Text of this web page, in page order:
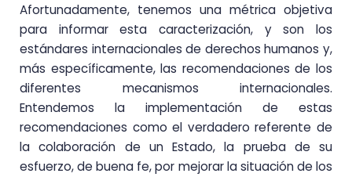
Afortunadamente, tenemos una métrica objetiva
para informar esta caracterización, y son los
estándares internacionales de derechos humanos y,
más específicamente, las recomendaciones de los
diferentes mecanismos internacionales.
Entendemos la implementación de estas
recomendaciones como el verdadero referente de
la colaboración de un Estado, la prueba de su
esfuerzo, de buena fe, por mejorar la situación de los